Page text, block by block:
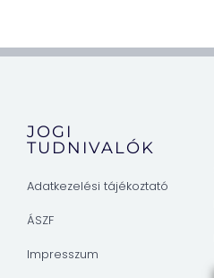
JOGI
TUDNIVALÓK
Adatkezelési tájékoztató
ÁSZF
Impresszum